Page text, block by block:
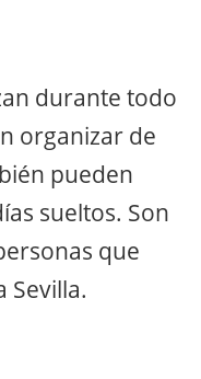
durante todo
organizar de
pueden
sueltos. Son
que
Sevilla.